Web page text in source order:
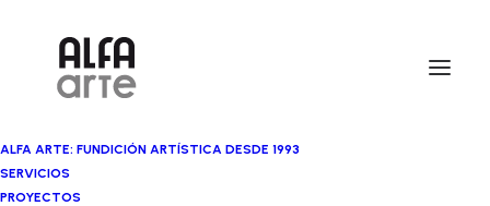
ALFA ARTE: FUNDICIÓN ARTÍSTICA DESDE 1993
SERVICIOS
PROYECTOS